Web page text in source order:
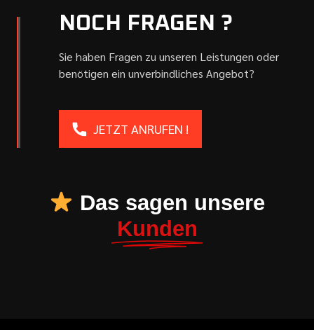
NOCH FRAGEN ?
Sie haben Fragen zu unseren Leistungen oder
benötigen ein unverbindliches Angebot?
JETZT ANRUFEN !
Das sagen unsere
Kunden